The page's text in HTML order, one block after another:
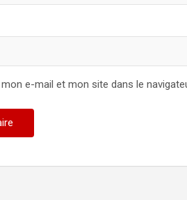
e-mail et mon site dans le